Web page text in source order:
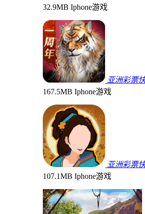
32.9MB Iphone游戏
亚洲彩票
167.5MB Iphone游戏
亚洲彩票
107.1MB Iphone游戏